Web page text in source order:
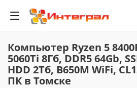
Компьютер Ryzen 5
5060Ti 8Гб, DDR5 64Gb,
HDD 2Тб, B650M WiFi,
ПК в Томске